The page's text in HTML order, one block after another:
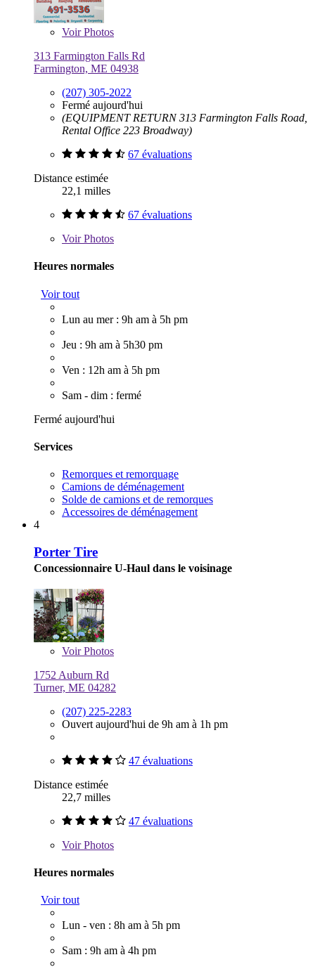
VoirPhotos
313 Farmington Falls Rd
Farmington, ME 04938
(207) 305-2022
Fermé aujourd'hui
(EQUIPMENT RETURN 313 Farmington Falls Road,
Rental Office 223 Broadway)
67 évaluations
Distance estimée
22,1 milles
67 évaluations
VoirPhotos
Heures normales
Voir tout
Lun au mer : 9h am à 5h pm
Jeu : 9h am à 5h30 pm
Ven : 12h am à 5h pm
Sam - dim : fermé
Fermé aujourd'hui
Services
Remorques et remorquage
Camions de déménagement
Solde de camions et de remorques
Accessoires de déménagement
4
Porter Tire
Concessionnaire U-Haul dans le voisinage
VoirPhotos
1752 Auburn Rd
Turner, ME 04282
(207) 225-2283
Ouvert aujourd'hui de 9h am à 1h pm
47 évaluations
Distance estimée
22,7 milles
47 évaluations
VoirPhotos
Heures normales
Voir tout
Lun - ven : 8h am à 5h pm
Sam : 9h am à 4h pm